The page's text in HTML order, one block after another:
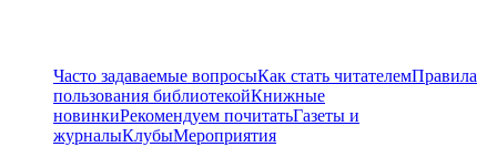
Часто задаваемые вопросыКак стать читателемПравила
пользования библиотекойКнижные
новинкиРекомендуем почитатьГазеты и
журналыКлубыМероприятия